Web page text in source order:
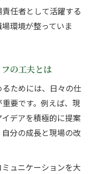
任者として活躍する
環境が整っていま
の工夫とは
ためには、日々の仕
要です。例えば、現
デアを積極的に提案
分の成長と現場の改
ュニケーションを大